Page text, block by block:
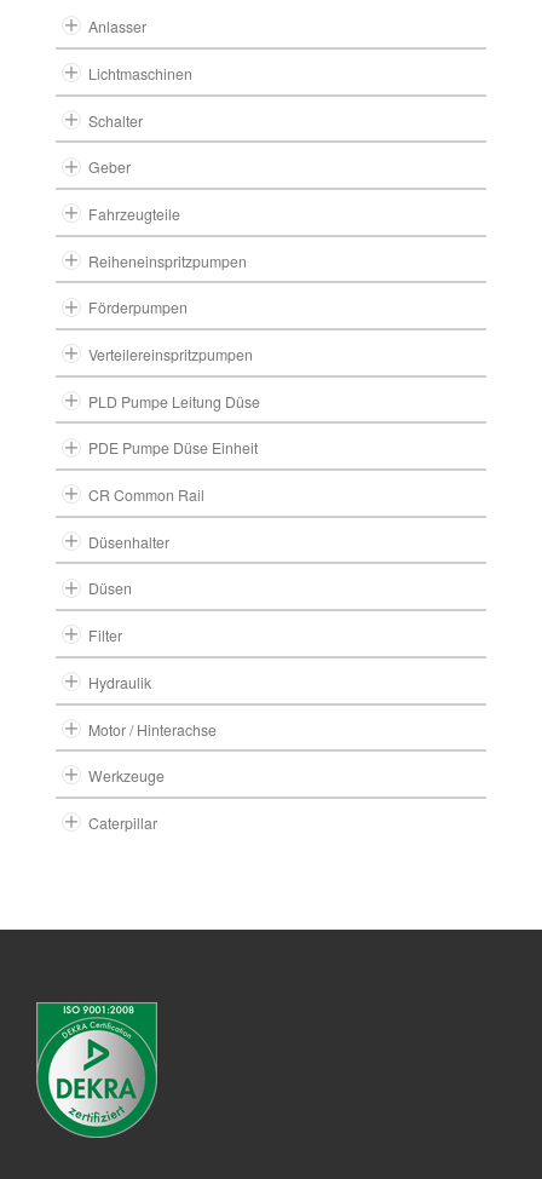
Anlasser
Lichtmaschinen
Schalter
Geber
Fahrzeugteile
Reiheneinspritzpumpen
Förderpumpen
Verteilereinspritzpumpen
PLD Pumpe Leitung Düse
PDE Pumpe Düse Einheit
CR Common Rail
Düsenhalter
Düsen
Filter
Hydraulik
Motor / Hinterachse
Werkzeuge
Caterpillar